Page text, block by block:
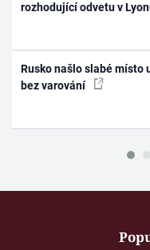
rozhodující odvetu v
Rusko našlo slabé místo
bez varování